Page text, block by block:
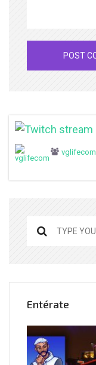
vglifecom
Entérate